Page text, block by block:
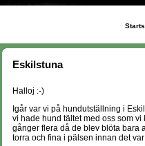
Eskilstuna
Halloj :-)
Igår var vi på hundutställning i
vi hade hund tältet med oss som
gånger flera då de blev blöta bara
torra och fina i pälsen innan det